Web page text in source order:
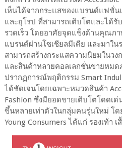
เห็นได้จากกระแสของแบรนด์แฟชั่น
และยุโรป ที่สามารถเติบโตและได้
รวดเร็ว โดยอาศัยจุดแข็งด้านคุณภ
แบรนด์ผ่านโซเชียลมีเดีย และมาใน
สามารถสร้างกระแสความนิยมในว
และสินค้าหลายคอลเลกชั่นขายหมด
ปรากฏการณ์พฤติกรรม Smart
ได้ชัดเจนโดยเฉพาะหมวดสินค้า
Fashion ซึ่งมียอดขายเติบโตโดดเ
ขึ้นหลายเท่าตัวในกลุ่มคนรุ่นใหม่ โ
Young Consumers ได้แก่ รองเท้า